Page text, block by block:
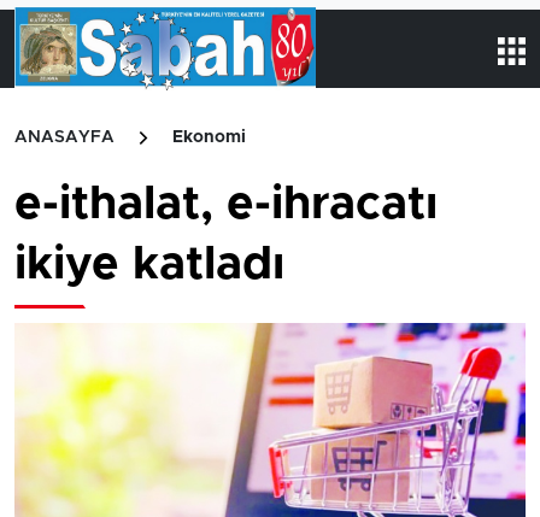
ANASAYFA Ekonomi
e-ithalat, e-ihracatı
ikiye katladı